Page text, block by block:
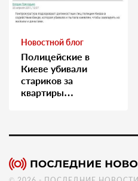
Новостной блог
Полицейские в
Киеве убивали
стариков за
квартиры…